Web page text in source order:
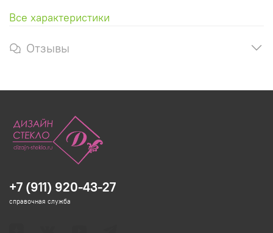
Все характеристики
Отзывы
+7 (911) 920-43-27
справочная служба